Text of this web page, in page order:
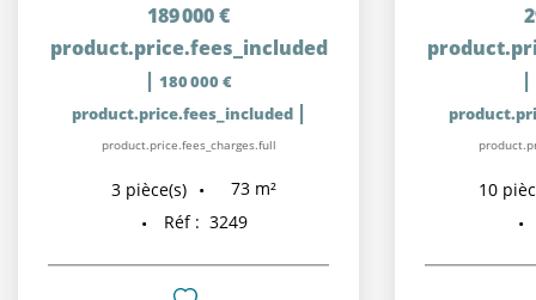
189 000 €
product.price.fees_included
| 180 000 €
product.price.fees_included |
product.price.fees_charges.full
3 pièce(s) 73 m²
Réf : 3249
|
10